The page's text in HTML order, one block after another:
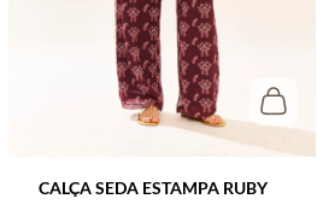
CALÇA SEDA ESTAMPA RUBY